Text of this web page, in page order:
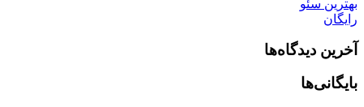
بهترین سئو
رایگان
آخرین دیدگاه‌ها
بایگانی‌ها